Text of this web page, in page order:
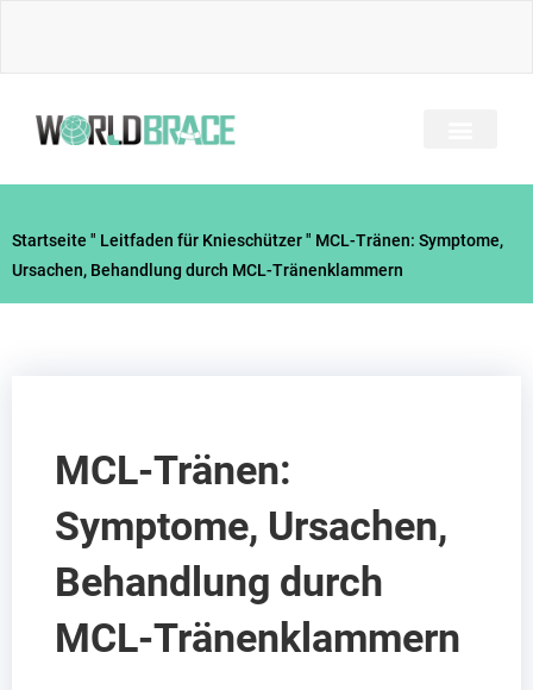
Startseite " Leitfaden für Knieschützer" MCL-Tränen: Symptome,
Ursachen, Behandlung durch MCL-Tränenklammern
MCL-Tränen:
Symptome, Ursachen,
Behandlung durch
MCL-Tränenklammern